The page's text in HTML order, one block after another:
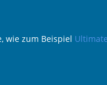
wie zum Beispiel